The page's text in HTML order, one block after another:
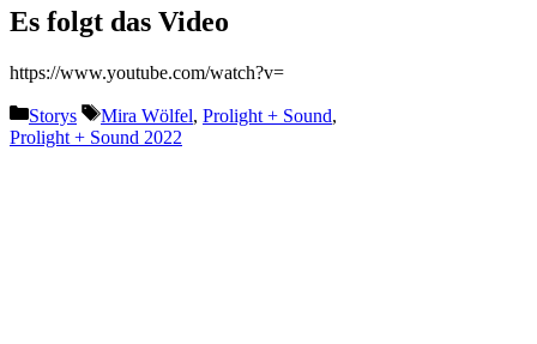
Es folgt das Video
https://www.youtube.com/watch?v=
Kategorien
Storys Schlagwörter
Mira Wölfel, Prolight + Sound,
Prolight + Sound 2022